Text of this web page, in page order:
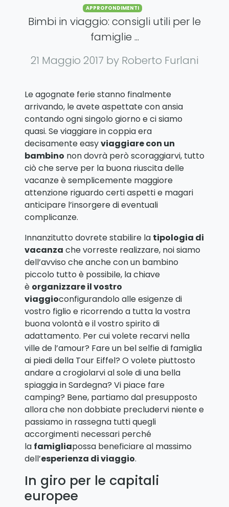
Categories
APPROFONDIMENTI
Bimbi in viaggio: consigli utili per le
famiglie ...
21 Maggio 2017 by Roberto Furlani
Le agognate ferie stanno finalmente
arrivando, le avete aspettate con ansia
contando ogni singolo giorno e ci siamo
quasi. Se viaggiare in coppia era
decisamente easyviaggiare con un
bambino non dovrà però scoraggiarvi, tutto
ciò che serve per la buona riuscita delle
vacanze è semplicemente maggiore
attenzione riguardo certi aspetti e magari
anticipare l’insorgere di eventuali
complicanze.
Innanzitutto dovrete stabilire la tipologia di
vacanza che vorreste realizzare, noi siamo
dell’avviso che anche con un bambino
piccolo tutto è possibile, la chiave
è organizzare il vostro
viaggioconfigurandolo alle esigenze di
vostro figlio e ricorrendo a tutta la vostra
buona volontà e il vostro spirito di
adattamento. Per cui volete recarvi nella
ville de l’amour? Fare un bel selfie di famiglia
ai piedi della Tour Eiffel? O volete piuttosto
andare a crogiolarvi al sole di una bella
spiaggia in Sardegna? Vi piace fare
camping? Bene, partiamo dal presupposto
allora che non dobbiate precludervi niente e
passiamo in rassegna tutti quegli
accorgimenti necessari perché
la famigliapossa beneficiare al massimo
dell’esperienza di viaggio.
In giro per le capitali
europee